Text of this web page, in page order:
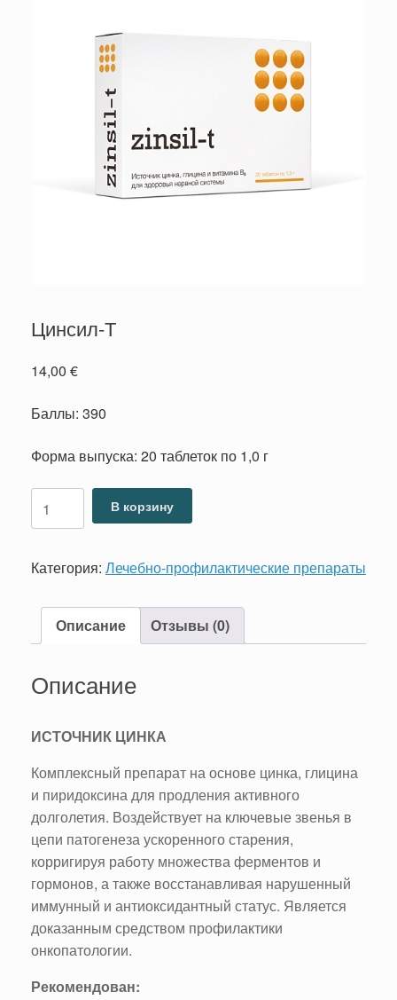
Цинсил-Т
14,00 €
Баллы: 390
Форма выпуска: 20 таблеток по 1,0 г
Количество
товара
Т
В корзину
Категория: Лечебно-профилактические препараты
Описание Отзывы (0)
Описание
ИСТОЧНИК ЦИНКА
Комплексный препарат на основе цинка, глицина
и пиридоксина для продления активного
долголетия. Воздействует на ключевые звенья в
цепи патогенеза ускоренного старения,
корригируя работу множества ферментов и
гормонов, а также восстанавливая нарушенный
иммунный и антиоксидантный статус. Является
доказанным средством профилактики
онкопатологии.
Рекомендован: